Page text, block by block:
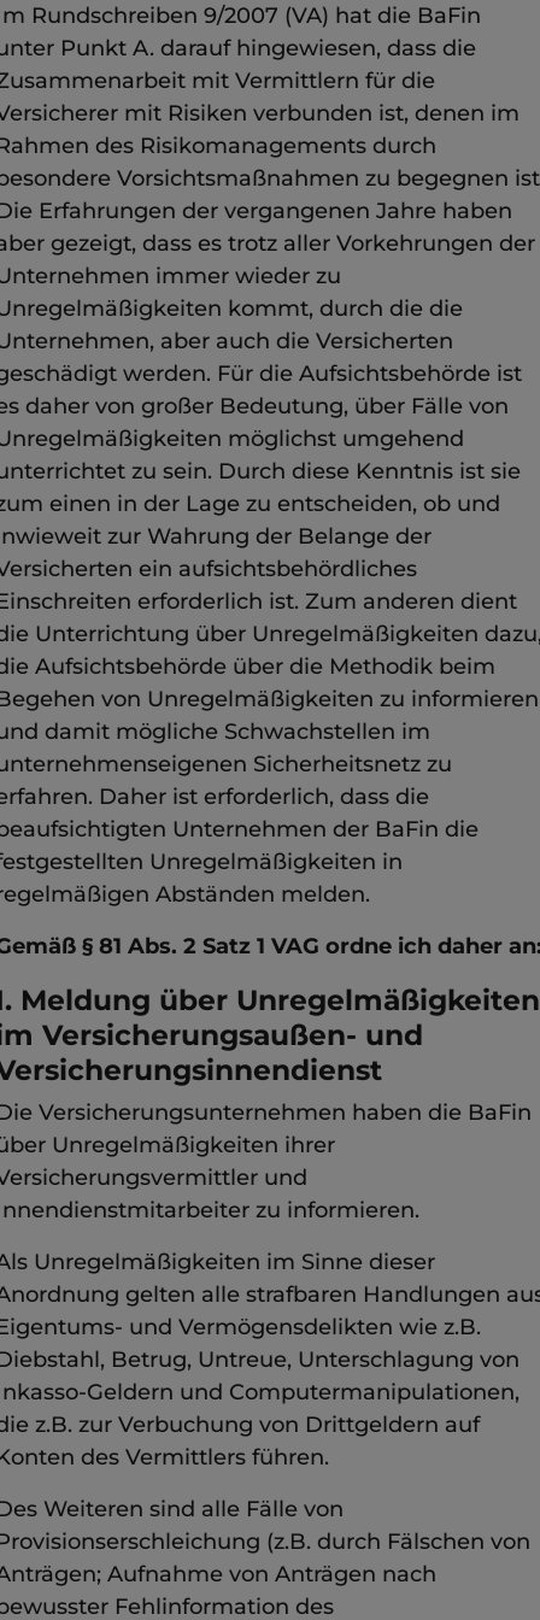
Rundschreiben 9/2007 (VA) hat die BaFin
Punkt A. darauf hingewiesen, dass die
mit Vermittlern für die
mit Risiken verbunden ist, denen im
des Risikomanagements durch
Vorsichtsmaßnahmen zu begegnen
Erfahrungen der vergangenen Jahre haben
gezeigt, dass es trotz aller Vorkehrungen der
immer wieder zu
kommt, durch die die
aber auch die Versicherten
werden. Für die Aufsichtsbehörde ist
daher von großer Bedeutung, über Fälle von
möglichst umgehend
zu sein. Durch diese Kenntnis ist sie
einen in der Lage zu entscheiden, ob und
zur Wahrung der Belange der
ein aufsichtsbehördliches
erforderlich ist. Zum anderen dient
Unterrichtung über Unregelmäßigkeiten
Aufsichtsbehörde über die Methodik beim
von Unregelmäßigkeiten zu informieren
damit mögliche Schwachstellen im
Sicherheitsnetz zu
Daher ist erforderlich, dass die
Unternehmen der BaFin die
Unregelmäßigkeiten in
Abständen melden.
§ 81 Abs. 2 Satz 1 VAG ordne ich daher
Meldung über Unregelmäßigkeiten
Versicherungsaußen- und
Versicherungsunternehmen haben die BaFin
Unregelmäßigkeiten ihrer
und
zu informieren.
Unregelmäßigkeiten im Sinne dieser
gelten alle strafbaren Handlungen
und Vermögensdelikten wie z.B.
Betrug, Untreue, Unterschlagung von
Geldern und Computermanipulationen,
z.B. zur Verbuchung von Drittgeldern auf
des Vermittlers führen.
Weiteren sind alle Fälle von
(z.B. durch Fälschen von
Aufnahme von Anträgen nach
Fehlinformation des